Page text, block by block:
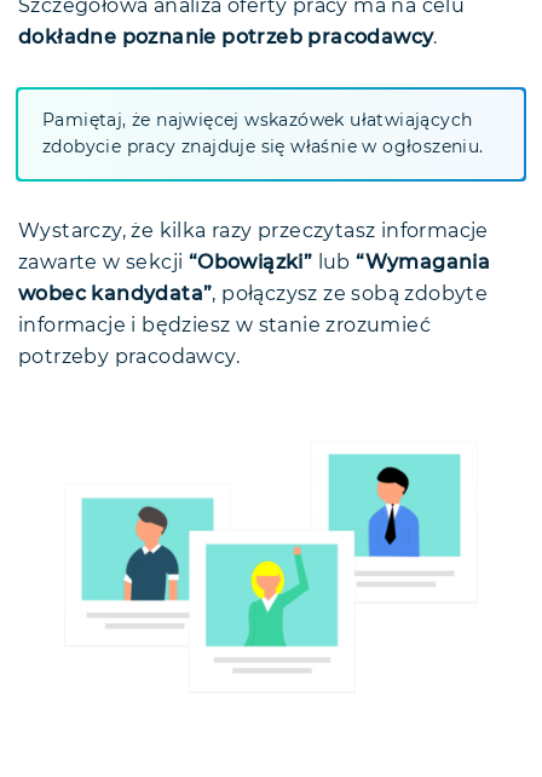
Szczegółowa analiza oferty pracy ma na celu
dokładne poznanie potrzeb pracodawcy.
Pamiętaj, że najwięcej wskazówek ułatwiających
zdobycie pracy znajduje się właśnie w ogłoszeniu.
Wystarczy, że kilka razy przeczytasz informacje
zawarte w sekcji “Obowiązki” lub“Wymagania
wobec kandydata”, połączysz ze sobą zdobyte
informacje i będziesz w stanie zrozumieć
potrzeby pracodawcy.